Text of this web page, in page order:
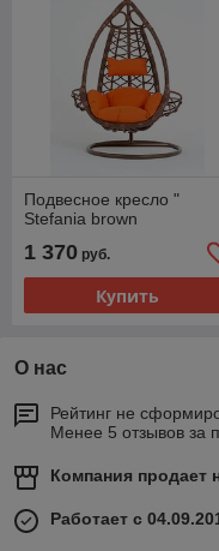
Подвесное кресло "
Stefania brown
1 370 руб.
Купить
О нас
Рейтинг не
Менее 5 отзывов за
Компания продает
Работает с